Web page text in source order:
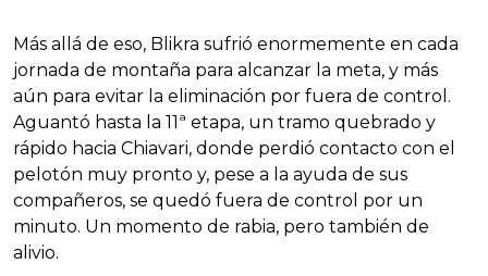
Más allá de eso, Blikra sufrió enormemente en cada
jornada de montaña para alcanzar la meta, y más
aún para evitar la eliminación por fuera de control.
Aguantó hasta la 11ª etapa, un tramo quebrado y
rápido hacia Chiavari, donde perdió contacto con el
pelotón muy pronto y, pese a la ayuda de sus
compañeros, se quedó fuera de control por un
minuto. Un momento de rabia, pero también de
alivio.